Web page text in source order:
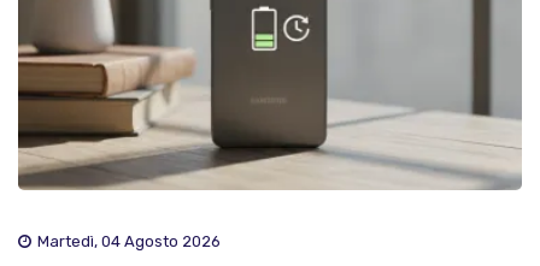
Martedì, 04 Agosto 2026